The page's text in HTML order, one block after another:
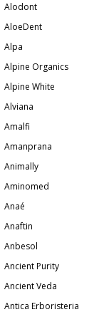
Alodont
AloeDent
Alpa
Alpine Organics
Alpine White
Alviana
Amalfi
Amanprana
Animally
Aminomed
Anaé
Anaftin
Anbesol
Ancient Purity
Ancient Veda
Antica Erboristeria